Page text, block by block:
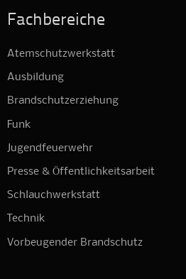
Fachbereiche
Atemschutzwerkstatt
Ausbildung
Brandschutzerziehung
Funk
Jugendfeuerwehr
Presse & Öffentlichkeitsarbeit
Schlauchwerkstatt
Technik
Vorbeugender Brandschutz